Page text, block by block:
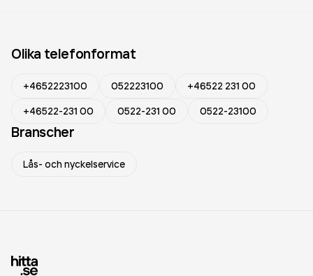
Olika telefonformat
+4652223100 052223100
+46522 231 00
+46522-231 00
0522-231 00 0522-23100
Branscher
Lås- och nyckelservice